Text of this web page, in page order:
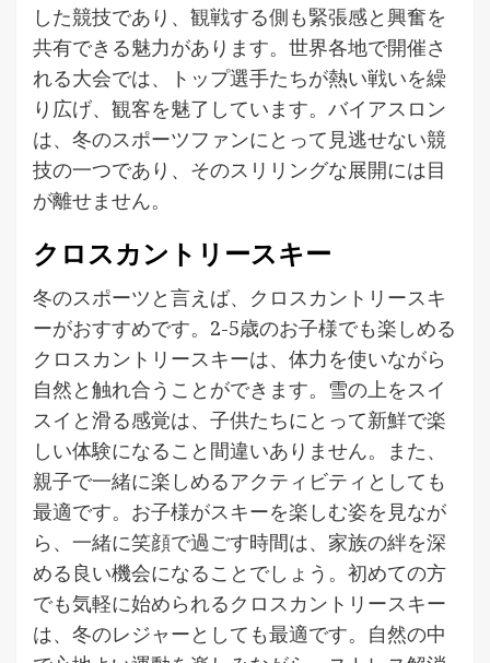
した競技であり、観戦する側も緊張感と興奮を
共有できる魅力があります。世界各地で開催さ
れる大会では、トップ選手たちが熱い戦いを繰
り広げ、観客を魅了しています。バイアスロン
は、冬のスポーツファンにとって見逃せない競
技の一つであり、そのスリリングな展開には目
が離せません。
クロスカントリースキー
冬のスポーツと言えば、クロスカントリースキ
ーがおすすめです。2-5歳のお子様でも楽しめる
クロスカントリースキーは、体力を使いながら
自然と触れ合うことができます。雪の上をスイ
スイと滑る感覚は、子供たちにとって新鮮で楽
しい体験になること間違いありません。また、
親子で一緒に楽しめるアクティビティとしても
最適です。お子様がスキーを楽しむ姿を見なが
ら、一緒に笑顔で過ごす時間は、家族の絆を深
める良い機会になることでしょう。初めての方
でも気軽に始められるクロスカントリースキー
は、冬のレジャーとしても最適です。自然の中